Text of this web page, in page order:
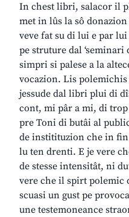
In chest libri, salacor il
met in lûs la sô
veve fat su di lui e par
pe struture dal
simpri si palese a la
vocazion. Lis polemichis
jessude dal libri plui di
cont, mi pâr a mi, di trop
pre Toni di butâi al
de institituzion che in
lu ten drenti. E je vere
de stesse intensitât, ni
vere che il spirt polemic
scuasi un gust pe
une testemoneance